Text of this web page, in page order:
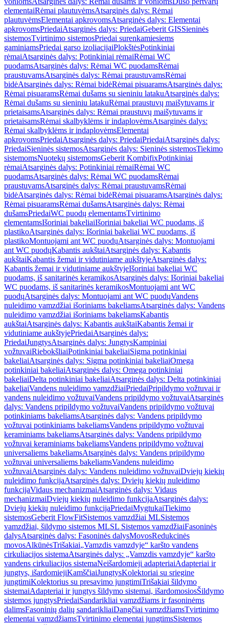
elementaiRėmai plautuvėmsAtsarginės dalys: Rėmai
plautuvėmsElementai apkrovomsAtsarginės dalys: Elementai
apkrovomsPriedaiAtsarginės dalys: PriedaiGeberit GISSieninės
sistemosTvirtinimo sistemosPriedai surenkamiesiems
gaminiamsPriedai garso izoliacijaiPlokštėsPotinkiniai
rėmaiAtsarginės dalys: Potinkiniai rėmaiRėmai WC
puodamsAtsarginės dalys: Rėmai WC puodamsRėmai
praustuvamsAtsarginės dalys: Rėmai praustuvamsRėmai
bidėAtsarginės dalys: Rėmai bidėRėmai pisuaramsAtsarginės dalys:
Rėmai pisuaramsRėmai dušams su sieniniu latakuAtsarginės dalys:
Rėmai dušams su sieniniu latakuRėmai praustuvų maišytuvams ir
prietaisamsAtsarginės dalys: Rėmai praustuvų maišytuvams ir
prietaisamsRėmai skalbyklėms ir indaplovėmsAtsarginės dalys:
Rėmai skalbyklėms ir indaplovėmsElementai
apkrovomsPriedaiAtsarginės dalys: PriedaiPriedaiAtsarginės dalys:
PriedaiSieninės sistemosAtsarginės dalys: Sieninės sistemosTiekimo
sistemomsNuotekų sistemomsGeberit KombifixPotinkiniai
rėmaiAtsarginės dalys: Potinkiniai rėmaiRėmai WC
puodamsAtsarginės dalys: Rėmai WC puodamsRėmai
praustuvamsAtsarginės dalys: Rėmai praustuvamsRėmai
bidėAtsarginės dalys: Rėmai bidėRėmai pisuaramsAtsarginės dalys:
Rėmai pisuaramsRėmai dušamsAtsarginės dalys: Rėmai
dušamsPriedaiWC puodų elementamsTvirtinimo
elementamsIšoriniai bakeliaiIšoriniai bakeliai WC puodams, iš
plastikoAtsarginės dalys: Išoriniai bakeliai WC puodams, iš
plastikoMontuojami ant WC puodųAtsarginės dalys: Montuojami
ant WC puodųKabantis aukštaiAtsarginės dalys: Kabantis
aukštaiKabantis žemai ir vidutiniame aukštyjeAtsarginės dalys:
Kabantis žemai ir vidutiniame aukštyjeIšoriniai bakeliai WC
puodams, iš sanitarinės keramikosAtsarginės dalys: Išoriniai bakeliai
WC puodams, iš sanitarinės keramikosMontuojami ant WC
puodųAtsarginės dalys: Montuojami ant WC puodųVandens
nuleidimo vamzdžiai išoriniams bakeliamsAtsarginės dalys: Vandens
nuleidimo vamzdžiai išoriniams bakeliamsKabantis
aukštaiAtsarginės dalys: Kabantis aukštaiKabantis žemai ir
vidutiniame aukštyjePriedaiAtsarginės dalys:
PriedaiJungtysAtsarginės dalys: JungtysKampiniai
vožtuvaiRiebokšliaiPotinkiniai bakeliaiSigma potinkiniai
bakeliaiAtsarginės dalys: Sigma potinkiniai bakeliaiOmega
potinkiniai bakeliaiAtsarginės dalys: Omega potinkiniai
bakeliaiDelta potinkiniai bakeliaiAtsarginės dalys: Delta potinkiniai
bakeliaiVandens nuleidimo vamzdžiaiPriedaiPripildymo vožtuvai ir
vandens nuleidimo vožtuvaiVandens pripildymo vožtuvaiAtsarginės
dalys: Vandens pripildymo vožtuvaiVandens pripildymo vožtuvai
potinkiniams bakeliamsAtsarginės dalys: Vandens pripildymo
vožtuvai potinkiniams bakeliamsVandens pripildymo vožtuvai
keraminiams bakeliamsAtsarginės dalys: Vandens pripildymo
vožtuvai keraminiams bakeliamsVandens pripildymo vožtuvai
universaliems bakeliamsAtsarginės dalys: Vandens pripildymo
vožtuvai universaliems bakeliamsVandens nuleidimo
vožtuvaiAtsarginės dalys: Vandens nuleidimo vožtuvaiDviejų kiekių
nuleidimo funkcijaAtsarginės dalys: Dviejų kiekių nuleidimo
funkcijaVidaus mechanizmaiAtsarginės dalys: Vidaus
mechanizmaiDviejų kiekių nuleidimo funkcijaAtsarginės dalys:
Dviejų kiekių nuleidimo funkcijaPriedaiMygtukaiTiekimo
sistemosGeberit FlowFitSistemos vamzdžiai MLSistemos
vamzdžiai, šildymo sistemos MLSL Sistemos vamzdžiaiFasoninės
dalysAtsarginės dalys: Fasoninės dalysMovosRedukcinės
movosAlkūnėsTrišakiai„Vamzdis vamzdyje“ karšto vandens
cirkuliacijos sistemaAtsarginės dalys: „Vamzdis vamzdyje“ karšto
vandens cirkuliacijos sistemaNeišardomieji adapteriaiAdapteriai ir
jungtys, išardomiejiKamščiaiJungtysKolektoriai su sriegine
jungtimiKolektorius su presavimo jungtimiTrišakiai šildymo
sistemaiAdapteriai ir jungtys šildymo sistemai, išardomosiosŠildymo
sistemos jungtysPriedaiSandarikliai vamzdžiams ir fasoninėms
dalimsFasoninių dalių sandarikliaiDangčiai vamzdžiamsTvirtinimo
elementai vamzdžiamsTvirtinimo elementai jungtimsSistemos